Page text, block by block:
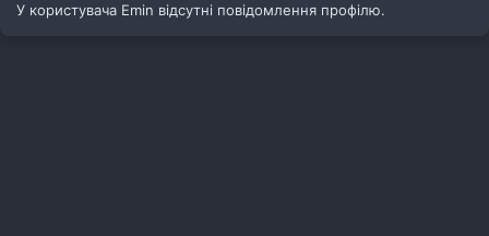
У користувача Emin відсутні повідомлення профілю.